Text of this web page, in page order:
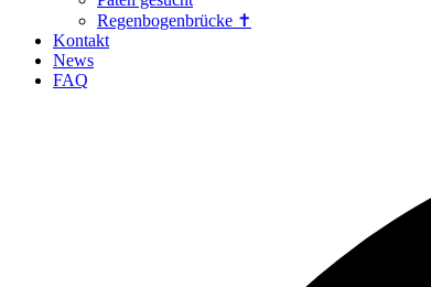
Regenbogenbrücke ✝
Kontakt
News
FAQ